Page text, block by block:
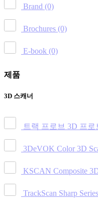
Brand (0)
Brochures (0)
E-book (0)
제품
3D 스캐너
트랙 프로브 3D 프로
3DeVOK Color 3D
KSCAN Composite
TrackScan Sharp